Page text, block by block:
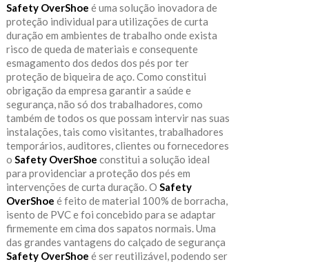
Safety OverShoe é uma solução inovadora de
proteção individual para utilizações de curta
duração em ambientes de trabalho onde exista
risco de queda de materiais e consequente
esmagamento dos dedos dos pés por ter
proteção de biqueira de aço. Como constitui
obrigação da empresa garantir a saúde e
segurança, não só dos trabalhadores, como
também de todos os que possam intervir nas suas
instalações, tais como visitantes, trabalhadores
temporários, auditores, clientes ou fornecedores
o Safety OverShoe constitui a solução ideal
para providenciar a proteção dos pés em
intervenções de curta duração. O Safety
OverShoe é feito de material 100% de borracha,
isento de PVC e foi concebido para se adaptar
firmemente em cima dos sapatos normais. Uma
das grandes vantagens do calçado de segurança
Safety OverShoe é ser reutilizável, podendo ser